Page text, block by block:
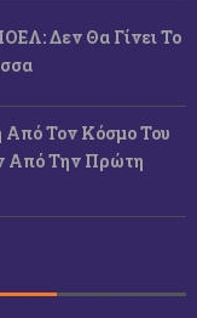
Δεν Θα Γίνει Το
Τον Κόσμο Του
Από Την Πρώτη